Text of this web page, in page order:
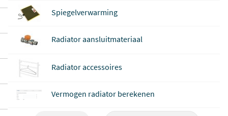
bij jouw situatie. Met deWiFi-thermostaat
bedien je de verwarming eenvoudig via je
smartphone , zodat jouw badkamer altijd
t wilt.
Spiegelverwarming
Radiator aansluitmateriaal
Radiator accessoires
Vermogen radiator berekenen